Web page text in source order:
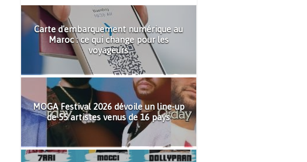
Carte d'embarquement numérique au
Maroc : ce qui change pour les
voyageurs
MOGA Festival 2026 dévoile un line-up
de 55 artistes venus de 16 pays